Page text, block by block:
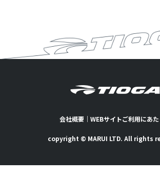
会社概要｜ WEBサイトご利用にあた
copyright © MARUI LTD. All rights